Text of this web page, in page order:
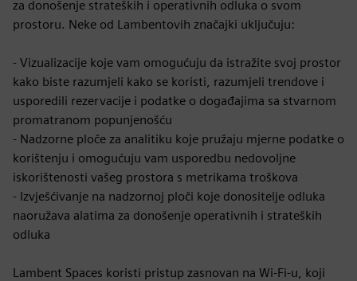
za donošenje strateških i operativnih odluka o svom
prostoru. Neke od Lambentovih značajki uključuju:
- Vizualizacije koje vam omogućuju da istražite svoj prostor
kako biste razumjeli kako se koristi, razumjeli trendove i
usporedili rezervacije i podatke o događajima sa stvarnom
promatranom popunjenošću
- Nadzorne ploče za analitiku koje pružaju mjerne podatke o
korištenju i omogućuju vam usporedbu nedovoljne
iskorištenosti vašeg prostora s metrikama troškova
- Izvješćivanje na nadzornoj ploči koje donositelje odluka
naoružava alatima za donošenje operativnih i strateških
odluka
Lambent Spaces koristi pristup zasnovan na Wi-Fi-u, koji